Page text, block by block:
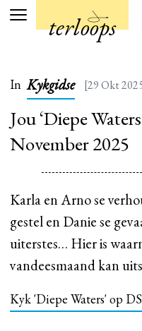
Menu terloops
In Kykgidse [29 Okt
Jou ‘Diepe
November 2025
Karla en Arno se
gestel en Danie se
uiterstes… Hier is
vandeesmaand kan
Kyk 'Diepe Waters' op